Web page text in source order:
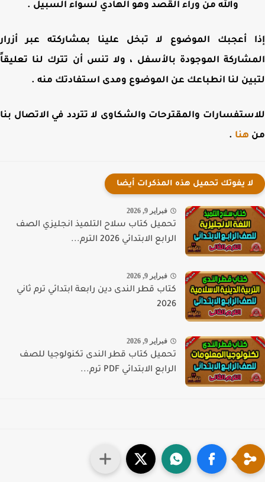
والله من وراء القصد وهو الهادي لسواء السبيل .
أعجبك الموضوع لا تبخل علينا بمشاركته عبر أزرار
الموجودة بالأسفل ، ولا تنس أن تترك لنا تعليقاً
لنا انطباعك عن الموضوع ومدى استفادتك منه .
والمقترحات والشكاوى لا تتردد في الاتصال بنا
هنا.
لا يفوتك تحميل هذه المذكرات أيضا
فبراير 9, 2026
تحميل كتاب سلاح التلميذ انجليزي الصف
الرابع الابتدائي 2026 الترم...
فبراير 9, 2026
كتاب قطر الندى دين رابعة ابتدائي ترم ثاني
2026
فبراير 9, 2026
تحميل كتاب قطر الندى تكنولوجيا للصف
الرابع الابتدائي PDF ترم...